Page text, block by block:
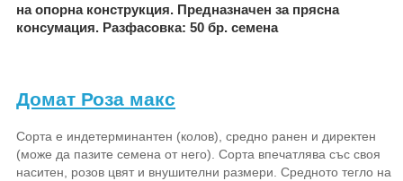
на опорна конструкция. Предназначен за прясна
консумация. Разфасовка: 50 бр. семена
Домат Роза макс
Сорта е индетерминантен (колов), средно ранен и директен
(може да пазите семена от него). Сорта впечатлява със своя
наситен, розов цвят и внушителни размери. Средното тегло на